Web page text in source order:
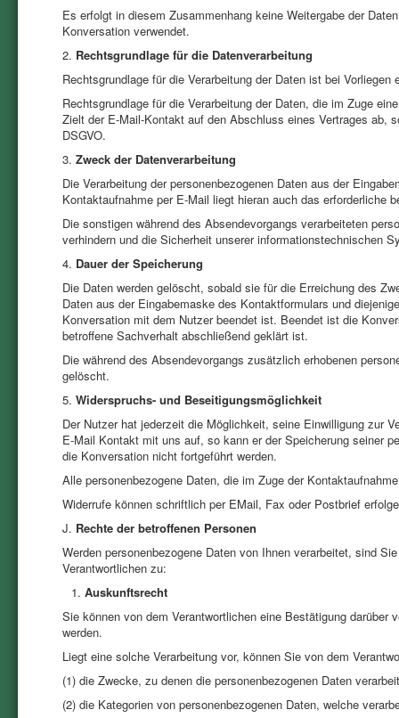
Es erfolgt in diesem Zusammenhang keine Weitergabe der
Konversation verwendet.
2. Rechtsgrundlage für die Datenverarbeitung
Rechtsgrundlage für die Verarbeitung der Daten ist bei
Rechtsgrundlage für die Verarbeitung der Daten, die im Zuge
Zielt der E-Mail-Kontakt auf den Abschluss eines Vertrages
DSGVO.
3. Zweck der Datenverarbeitung
Die Verarbeitung der personenbezogenen Daten aus der
Kontaktaufnahme per E-Mail liegt hieran auch das erforderliche
Die sonstigen während des Absendevorgangs verarbeiteten
verhindern und die Sicherheit unserer informationstechnischen
4. Dauer der Speicherung
Die Daten werden gelöscht, sobald sie für die Erreichung des
Daten aus der Eingabemaske des Kontaktformulars und
Konversation mit dem Nutzer beendet ist. Beendet ist die
betroffene Sachverhalt abschließend geklärt ist.
Die während des Absendevorgangs zusätzlich erhobenen
gelöscht.
5. Widerspruchs- und Beseitigungsmöglichkeit
Der Nutzer hat jederzeit die Möglichkeit, seine Einwilligung zur
E-Mail Kontakt mit uns auf, so kann er der Speicherung seiner
die Konversation nicht fortgeführt werden.
Alle personenbezogene Daten, die im Zuge der
Widerrufe können schriftlich per EMail, Fax oder Postbrief
J. Rechte der betroffenen Personen
Werden personenbezogene Daten von Ihnen verarbeitet, sind
Verantwortlichen zu:
Auskunftsrecht
Sie können von dem Verantwortlichen eine Bestätigung
werden.
Liegt eine solche Verarbeitung vor, können Sie von dem
(1) die Zwecke, zu denen die personenbezogenen Daten
(2) die Kategorien von personenbezogenen Daten, welche